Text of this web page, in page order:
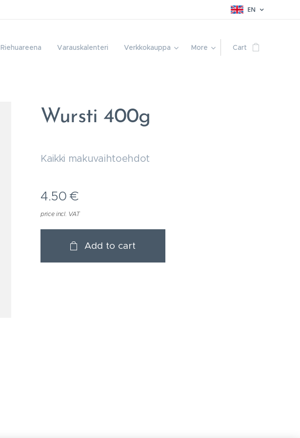
EN
Riehuareena Varauskalenteri Verkkokauppa More Cart
Wursti 400g
Kaikki makuvaihtoehdot
4.50 €
price incl. VAT
Add to cart